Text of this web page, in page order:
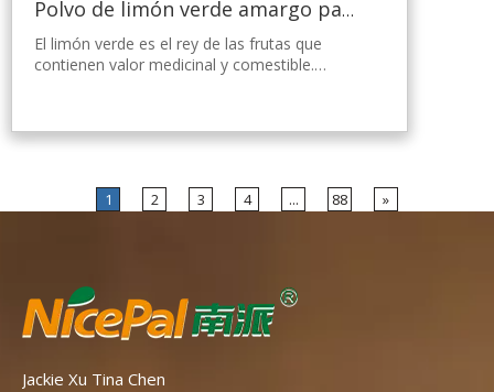
Polvo de limón verde amargo para bajar de peso
El limón verde es el rey de las frutas que
contienen valor medicinal y comestible.
la tecnología y el procesamiento de secado
por aspersión más avanzados del mundo,
limón fresco. Disuelto instantáneamente,
fácil de usar.
1 2 3 4 ... 88 »
Jackie Xu Tina Chen